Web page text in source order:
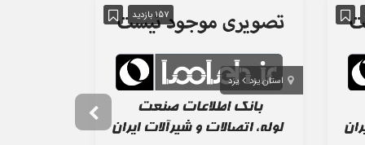
157 بازدید
استان یزد یزد